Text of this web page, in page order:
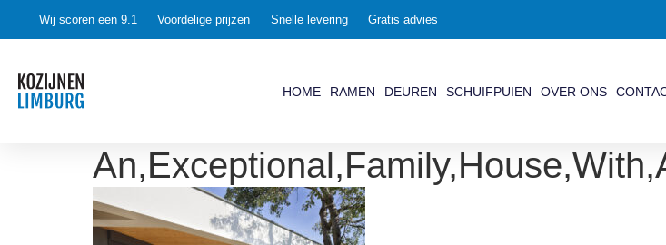
Wij scoren een 9.1 Voordelige prijzen Snelle levering Gratis advies
HOME RAMEN DEUREN SCHUIFPUIEN OVER ONS